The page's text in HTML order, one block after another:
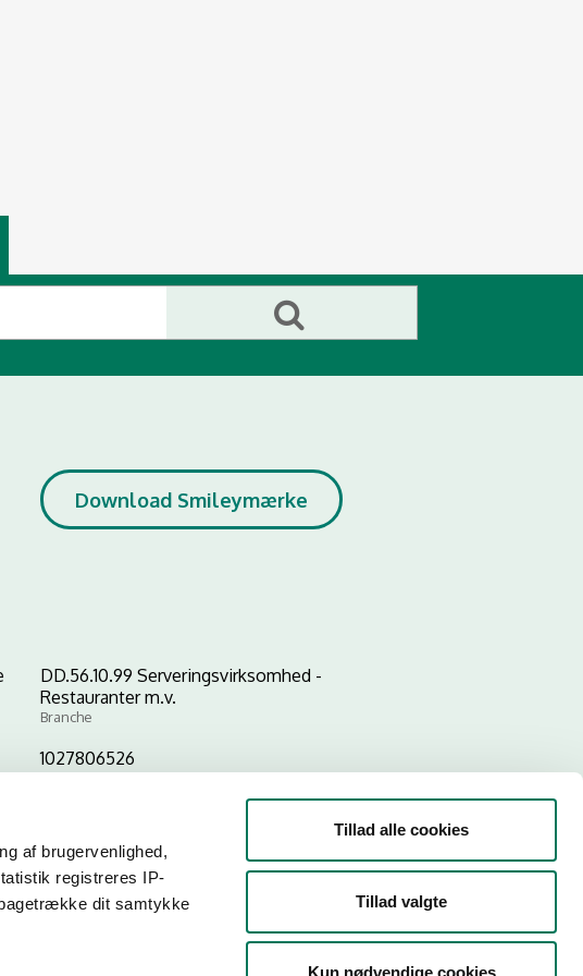
af brugervenlighed,
registreres IP-
dit samtykke
Tillad alle cookies
Tillad valgte
Kun nødvendige cookies
Download Smileymærke
DD.56.10.99 Serveringsvirksomhed -
Restauranter m.v.
Branche
1027806526
P-nr